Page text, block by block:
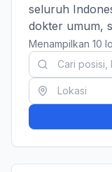
seluruh
dokter umum,
Menampilkan 10